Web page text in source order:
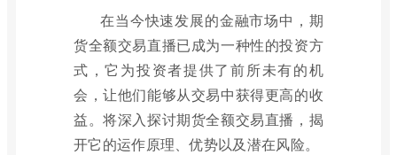
在当今快速发展的金融市场中，期
货全额交易直播已成为一种性的投资方
式，它为投资者提供了前所未有的机
会，让他们能够从交易中获得更高的收
益。将深入探讨期货全额交易直播，揭
开它的运作原理、优势以及潜在风险。